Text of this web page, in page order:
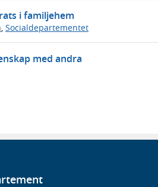
i familjehem
, Socialdepartementet
med andra